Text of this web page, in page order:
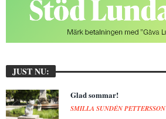
JUST NU:
Glad sommar!
SMILLA SUNDÉN PETTERSSON